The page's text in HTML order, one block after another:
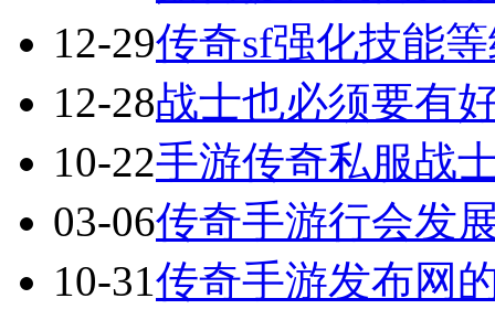
12-29传奇sf强化技能
12-28战士也必须要有
10-22手游传奇私服战
03-06传奇手游行会发
10-31传奇手游发布网